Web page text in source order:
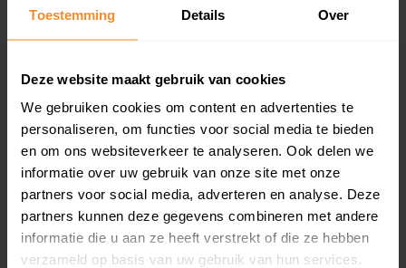
Toestemming Details Over
Deze website maakt gebruik van cookies
We gebruiken cookies om content en advertenties te
personaliseren, om functies voor social media te bieden
en om ons websiteverkeer te analyseren. Ook delen we
informatie over uw gebruik van onze site met onze
partners voor social media, adverteren en analyse. Deze
partners kunnen deze gegevens combineren met andere
informatie die u aan ze heeft verstrekt of die ze hebben
verzameld op basis van uw gebruik van hun services.
Een overzicht van alle verkochte woningen (koopsom
en koopdatum) binnen een postcodegebied. Dit
koopsommen.
Bekijk product
Direct leverbaar